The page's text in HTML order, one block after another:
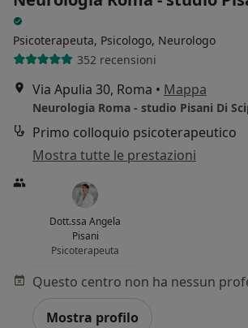
Psicoterapeuta, Psicologo, Neurologo
352 recensioni
Via Apulia 30, Roma • Mappa
Neurologia Roma - studio Pisani Di
Primo colloquio psicoterapeutico
Mostra tutte le prestazioni
Dott.ssa Angela
Pisani
Psicoterapeuta
Mostra profilo